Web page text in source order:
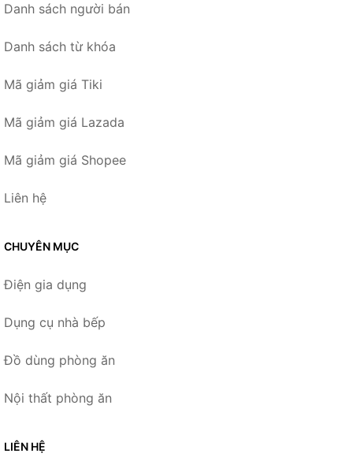
Danh sách người bán
Danh sách từ khóa
Mã giảm giá Tiki
Mã giảm giá Lazada
Mã giảm giá Shopee
Liên hệ
CHUYÊN MỤC
Điện gia dụng
Dụng cụ nhà bếp
Đồ dùng phòng ăn
Nội thất phòng ăn
LIÊN HỆ